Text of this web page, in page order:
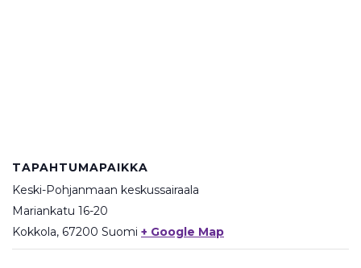
TAPAHTUMAPAIKKA
Keski-Pohjanmaan keskussairaala
Mariankatu 16-20
Kokkola, 67200 Suomi + Google Map